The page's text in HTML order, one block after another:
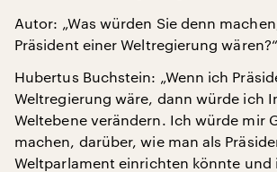
Autor: „Was würden Sie denn
Präsident einer Weltregierung wären?“
Hubertus Buchstein: „Wenn ich
Weltregierung wäre, dann würde ich
Weltebene verändern. Ich würde mir
machen, darüber, wie man als
Weltparlament einrichten könnte und